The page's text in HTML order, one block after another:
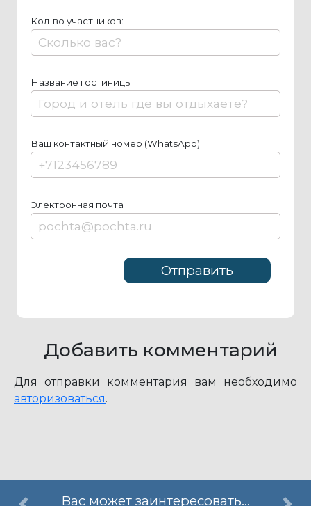
Кол-во участников:
Название гостиницы:
Ваш контактный номер (WhatsApp):
Элeктрoннaя пoчтa
Добавить комментарий
Для отправки комментария вам необходимо
авторизоваться.
Вас может заинтересовать...